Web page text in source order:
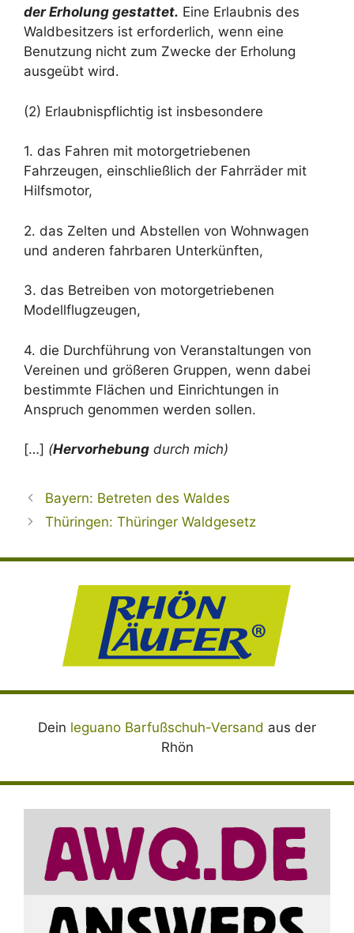
der Erholung gestattet. Eine Erlaubnis des
Waldbesitzers ist erforderlich, wenn eine
Benutzung nicht zum Zwecke der Erholung
ausgeübt wird.
(2) Erlaubnispflichtig ist insbesondere
1. das Fahren mit motorgetriebenen
Fahrzeugen, einschließlich der Fahrräder mit
Hilfsmotor,
2. das Zelten und Abstellen von Wohnwagen
und anderen fahrbaren Unterkünften,
3. das Betreiben von motorgetriebenen
Modellflugzeugen,
4. die Durchführung von Veranstaltungen von
Vereinen und größeren Gruppen, wenn dabei
bestimmte Flächen und Einrichtungen in
Anspruch genommen werden sollen.
[…] (Hervorhebung durch mich)
Bayern: Betreten des Waldes
Thüringen: Thüringer Waldgesetz
Dein leguano Barfußschuh-Versand aus der
Rhön